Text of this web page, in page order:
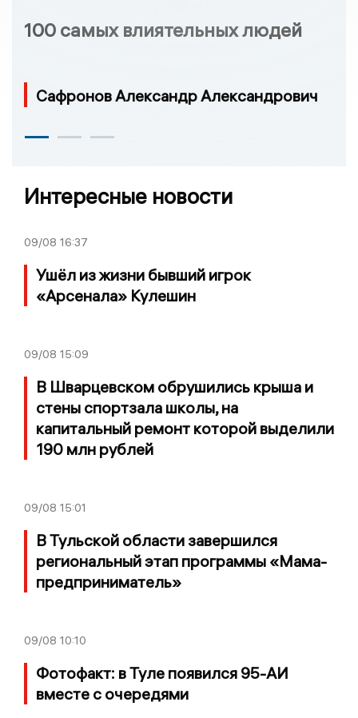
100 самых влиятельных людей
Сафронов Александр Александрович
Интересные новости
09/08 16:37
Ушёл из жизни бывший игрок
«Арсенала» Кулешин
09/08 15:09
В Шварцевском обрушились крыша и
стены спортзала школы, на
капитальный ремонт которой выделили
190 млн рублей
09/08 15:01
В Тульской области завершился
региональный этап программы «Мама-
предприниматель»
09/08 10:10
Фотофакт: в Туле появился 95-АИ
вместе с очередями